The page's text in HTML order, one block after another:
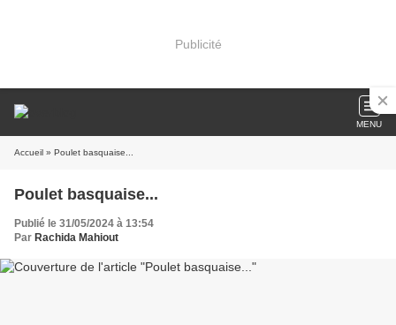
Publicité
MENU
Accueil » Poulet basquaise...
Poulet basquaise...
Publié le 31/05/2024 à 13:54
Par Rachida Mahiout